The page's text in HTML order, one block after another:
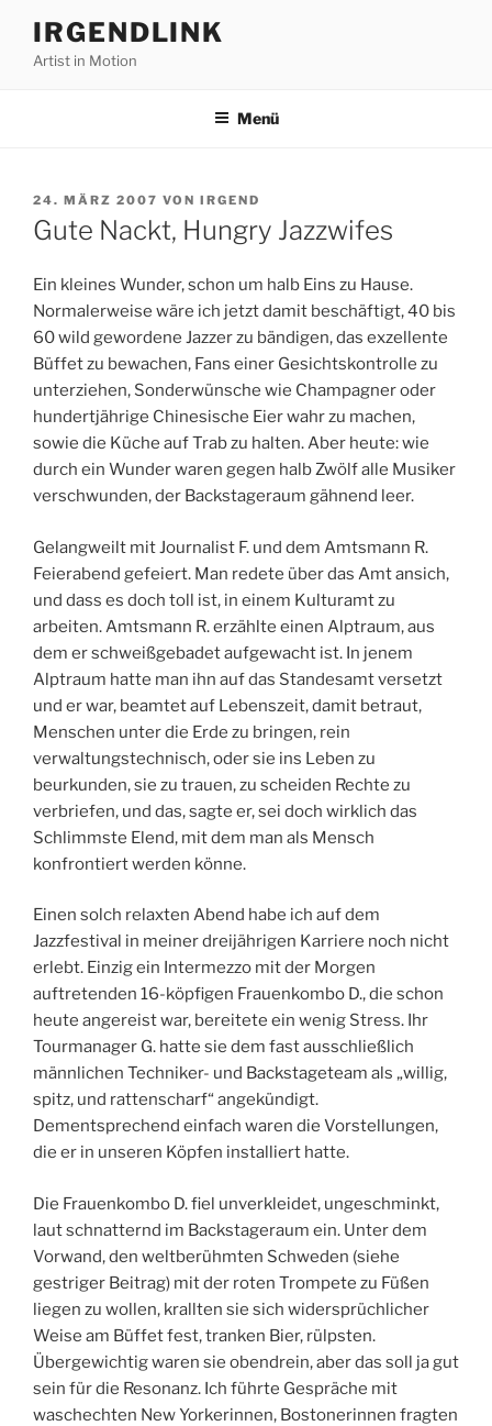
Inhalt
springen
IRGENDLINK
Artist in Motion
Menü
VERÖFFENTLICHT
AM
24. MÄRZ 2007 VON IRGEND
Gute Nackt, Hungry Jazzwifes
Ein kleines Wunder, schon um halb Eins zu Hause.
Normalerweise wäre ich jetzt damit beschäftigt, 40 bis
60 wild gewordene Jazzer zu bändigen, das exzellente
Büffet zu bewachen, Fans einer Gesichtskontrolle zu
unterziehen, Sonderwünsche wie Champagner oder
hundertjährige Chinesische Eier wahr zu machen,
sowie die Küche auf Trab zu halten. Aber heute: wie
durch ein Wunder waren gegen halb Zwölf alle Musiker
verschwunden, der Backstageraum gähnend leer.
Gelangweilt mit Journalist F. und dem Amtsmann R.
Feierabend gefeiert. Man redete über das Amt ansich,
und dass es doch toll ist, in einem Kulturamt zu
arbeiten. Amtsmann R. erzählte einen Alptraum, aus
dem er schweißgebadet aufgewacht ist. In jenem
Alptraum hatte man ihn auf das Standesamt versetzt
und er war, beamtet auf Lebenszeit, damit betraut,
Menschen unter die Erde zu bringen, rein
verwaltungstechnisch, oder sie ins Leben zu
beurkunden, sie zu trauen, zu scheiden Rechte zu
verbriefen, und das, sagte er, sei doch wirklich das
Schlimmste Elend, mit dem man als Mensch
konfrontiert werden könne.
Einen solch relaxten Abend habe ich auf dem
Jazzfestival in meiner dreijährigen Karriere noch nicht
erlebt. Einzig ein Intermezzo mit der Morgen
auftretenden 16-köpfigen Frauenkombo D., die schon
heute angereist war, bereitete ein wenig Stress. Ihr
Tourmanager G. hatte sie dem fast ausschließlich
männlichen Techniker- und Backstageteam als „willig,
spitz, und rattenscharf“ angekündigt.
Dementsprechend einfach waren die Vorstellungen,
die er in unseren Köpfen installiert hatte.
Die Frauenkombo D. fiel unverkleidet, ungeschminkt,
laut schnatternd im Backstageraum ein. Unter dem
Vorwand, den weltberühmten Schweden (siehe
gestriger Beitrag) mit der roten Trompete zu Füßen
liegen zu wollen, krallten sie sich widersprüchlicher
Weise am Büffet fest, tranken Bier, rülpsten.
Übergewichtig waren sie obendrein, aber das soll ja gut
sein für die Resonanz. Ich führte Gespräche mit
waschechten New Yorkerinnen, Bostonerinnen fragten